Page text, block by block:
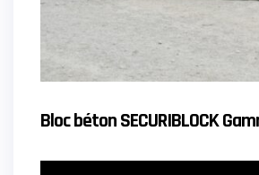
Bloc béton SECURIBLOCK